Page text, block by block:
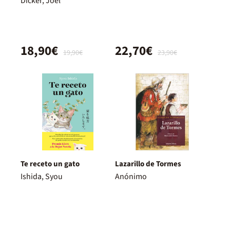
19,90€
18,90€ 23,90€
22,70€
Te receto un gato
Ishida, Syou
Lazarillo de Tormes
Anónimo